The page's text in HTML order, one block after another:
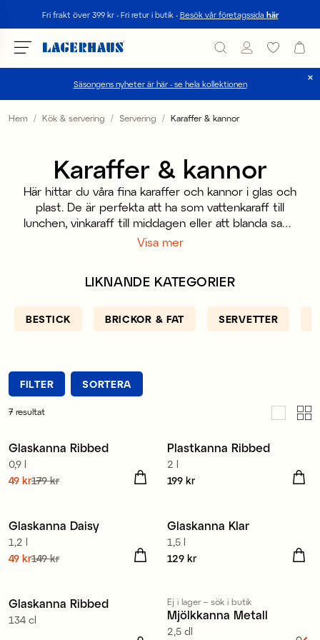
Fri frakt över 399 kr - Fri retur i butik - Besök vår företagssida här
Säsongens nyheter är här - se hela kollektionen
Välj språk / valuta
FI / EUR
NO / NKR
Hem Kök & servering Servering Karaffer & kannor
Karaffer & kannor
Här hittar du våra fina karaffer och kannor i glas och
plast. De är perfekta att ha som vattenkaraff till
lunchen, vinkaraff till middagen eller att blanda saft i
till fikat. Karaffer och kannor är inte bara praktiska
köksbänken eller varför inte på drinkvagnen. Men
en vas till en blombukett!?
Visa mer
LIKNANDE KATEGORIER
BESTICK BRICKOR & FAT SERVETTER
FILTER SORTERA
7 resultat
Sale
Glaskanna Ribbed
0,9 l
Nuvarande pris
49 kr179 kr
Plastkanna Ribbed
2 l
Pris :199 kr
199 kr
Sale
Glaskanna Daisy
1,2 l
Nuvarande pris
49 kr149 kr
Glaskanna Klar
1,5 l
Pris :129 kr
129 kr
Glaskanna Ribbed
134 cl
Ej i lager – sök i butik
Mjölkkanna Metall
2,5 dl